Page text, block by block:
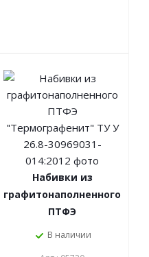
Набивки из
графитонаполненного
ПТФЭ
"Термографенит" ТУ
В наличии